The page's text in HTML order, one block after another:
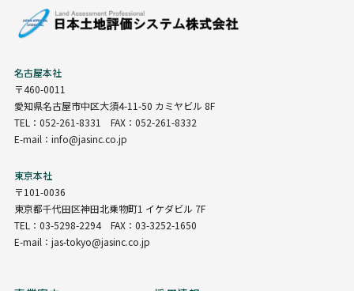
名古屋本社
〒460-0011
愛知県名古屋市中区大須4-11-50 カミヤビル 8F
TEL：052-261-8331 FAX：052-261-8332
E-mail：info@jasinc.co.jp
東京本社
〒101-0036
東京都千代田区神田北乗物町1 イケダビル 7F
TEL：03-5298-2294 FAX：03-3252-1650
E-mail：jas-tokyo@jasinc.co.jp